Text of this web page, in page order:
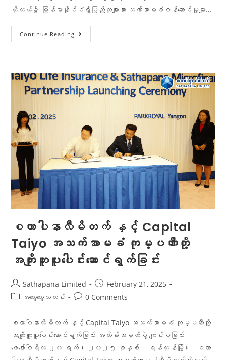
ဟိုတယ်၌ မြန်မာနိုင်ငံရှိပြည်သူများအား ဘဏ်အာမခံဝန်ဆောင်မှုများ…
Continue Reading
စထာပါနာလီမိတက် နှင့် Capital
Taiyo အသက်အာမခံ ကုမ္ပဏီတို့
အကျိုးတူပူးပေါင်းဆောင်ရွက်ခြင်း
Sathapana Limited
February 21, 2025
အထွေထွေသတင်း
0 Comments
စထာပါနာလီမိတက် နှင့် Capital Taiyo အသက်အာမခံ ကုမ္ပဏီတို့
အကျိုးတူပူးပေါင်းဆောင်ရွက်ခြင်း အထိမ်းအမှတ်ပွဲ ကျင်းပခြင်း
ဖေဖော်ဝါရီလ ၂၀ ရက်၊ ၂၀၂၅ ခုနှစ်၊ ရန်ကုန်မြို့။ စထာ